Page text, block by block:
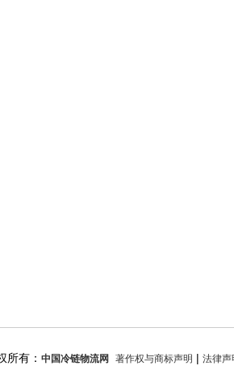
所有： 中国冷链物流网 著作权与商标声明 | 法律声